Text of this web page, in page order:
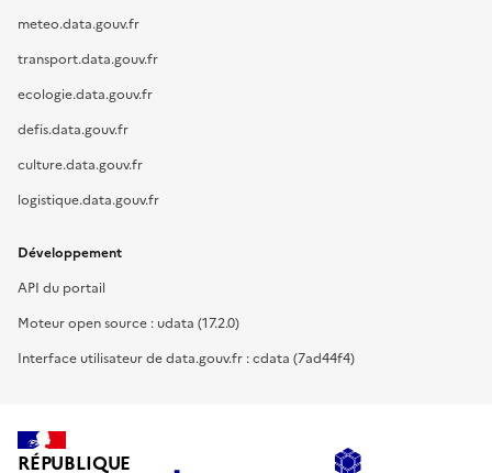
meteo.data.gouv.fr
transport.data.gouv.fr
ecologie.data.gouv.fr
defis.data.gouv.fr
culture.data.gouv.fr
logistique.data.gouv.fr
Développement
API du portail
Moteur open source : udata (17.2.0)
Interface utilisateur de data.gouv.fr : cdata (7ad44f4)
RÉPUBLIQUE